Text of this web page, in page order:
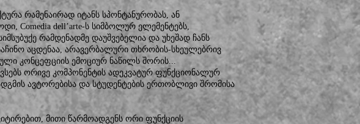
რამენაირად იტანს სპონტანურობას, ან
Comedia dell’arte-ს სიმბოლურ ელემენტებს,
რამდენადმე დაუშვებელია და უხეშად ჩანს
აცდენაა, არავერბალური თხრობის-სხეულებრივ
კონცეფციის ემოციურ ნაწილს შორის...
ორივე კომპონენტის ადეკვატურ ფუნქციონალურ
ავტორებისა და სტუდენტების ერთობლივი შრომისა
მითი წარმოადგენს ორი ფუნქციის